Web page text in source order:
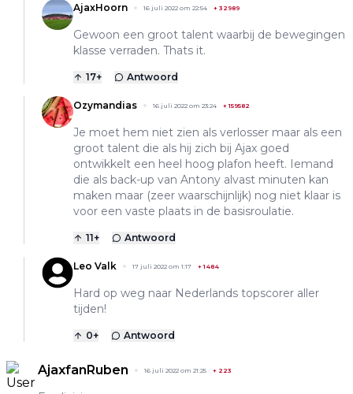
AjaxHoorn 16 juli 2022 om 22:54 + 32989
Gewoon een groot talent waarbij de bewegingen
klasse verraden. Thats it.
17+ Antwoord
Ozymandias 16 juli 2022 om 23:24 +159582
Je moet hem niet zien als verlosser maar als een
groot talent die als hij zich bij Ajax goed
ontwikkelt een heel hoog plafon heeft. Iemand
die als back-up van Antony alvast minuten kan
maken maar (zeer waarschijnlijk) nog niet klaar is
voor een vaste plaats in de basisroulatie.
11+ Antwoord
Leo Valk 17 juli 2022 om 1:17 +1484
Hard op weg naar Nederlands topscorer aller
tijden!
0+ Antwoord
AjaxfanRuben 16 juli 2022 om 21:25 + 223